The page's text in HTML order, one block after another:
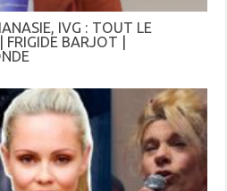
IVG : TOUT LE
BARJOT |